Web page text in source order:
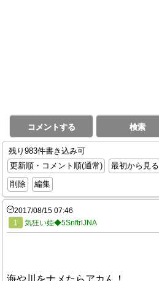
コメントする 検索
残り983件書き込み可
更新順・コメント順(通常)
最初から見る
削除
編集
2017/08/15 07:46
1
気狂い姫◆5SnftrlJNA